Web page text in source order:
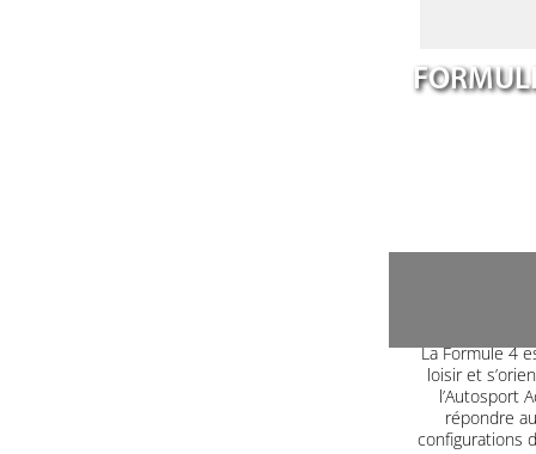
La Formule 4
loisir et
l’Autosport
répondre
configurations